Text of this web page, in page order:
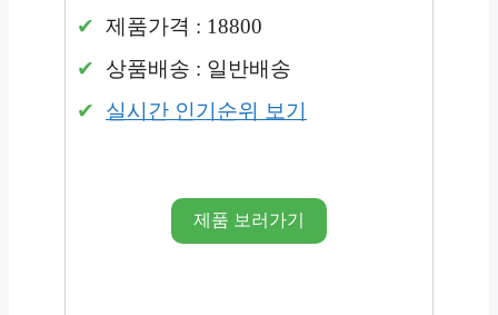
제품가격 : 18800
상품배송 : 일반배송
실시간 인기순위 보기
제품 보러가기